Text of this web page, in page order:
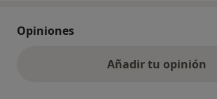
Opiniones
Añadir tu opinión